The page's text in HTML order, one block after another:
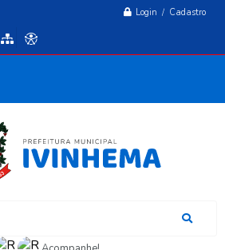
Login / Cadastro